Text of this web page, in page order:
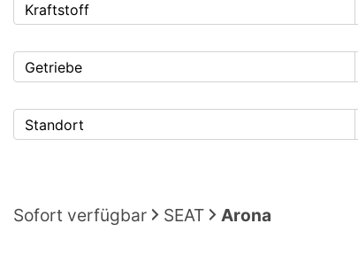
Kraftstoff
Getriebe
Standort
Sofort verfügbar SEAT Arona